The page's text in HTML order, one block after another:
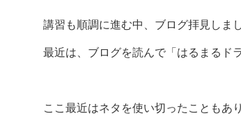
講習も順調に進む中、ブログ拝見しま
最近は、ブログを読んで「はるまるド
ここ最近はネタを使い切ったこともあ